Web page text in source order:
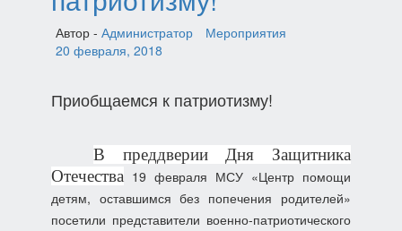
Автор - Администратор
Мероприятия
20 февраля, 2018
Приобщаемся к патриотизму!
В преддверии Дня Защитника
Отечества19 февраля МСУ «Центр помощи
детям, оставшимся без попечения родителей»
посетили представители военно-патриотического